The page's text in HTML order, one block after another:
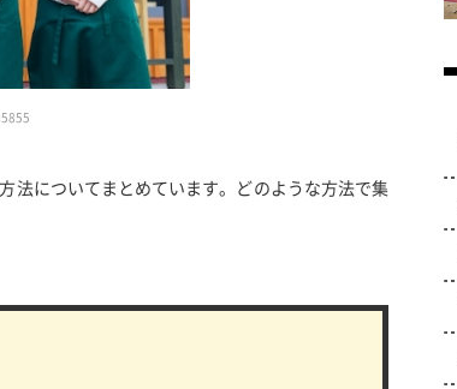
法についてまとめています。どのような方法で集